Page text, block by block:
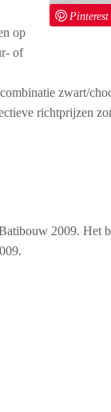
Pinterest
op
of
zwart/
richtprijzen
2009. Het